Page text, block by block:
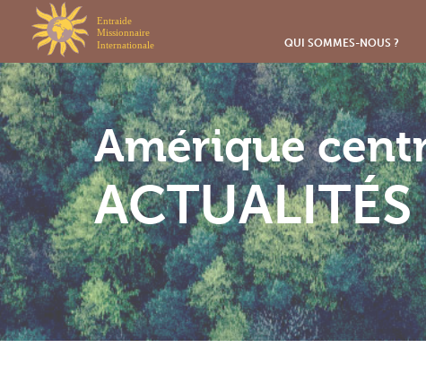
Panneau de gestion des cookies
QUI SOMMES-NOUS ?
ACTUALITÉS
Amérique